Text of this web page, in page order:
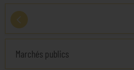
Marchés publics